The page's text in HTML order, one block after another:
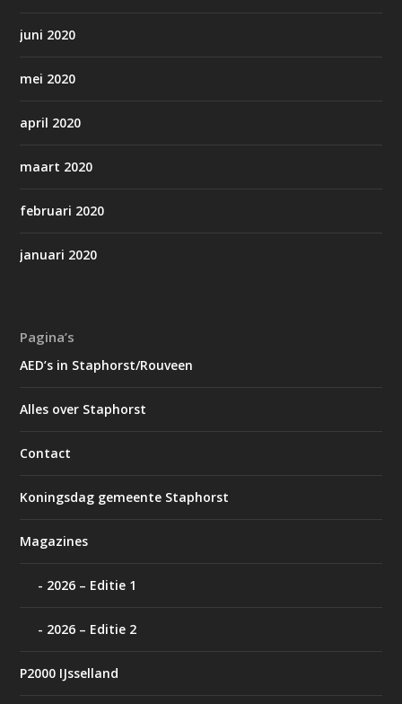
juni 2020
mei 2020
april 2020
maart 2020
februari 2020
januari 2020
Pagina’s
AED’s in Staphorst/Rouveen
Alles over Staphorst
Contact
Koningsdag gemeente Staphorst
Magazines
2026 – Editie 1
2026 – Editie 2
P2000 IJsselland